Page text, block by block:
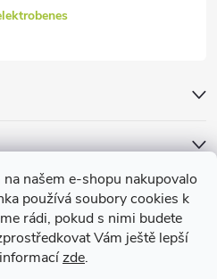
našem e-shopu nakupovalo
používá soubory cookies k
rádi, pokud s nimi budete
Vám ještě lepší
zde.